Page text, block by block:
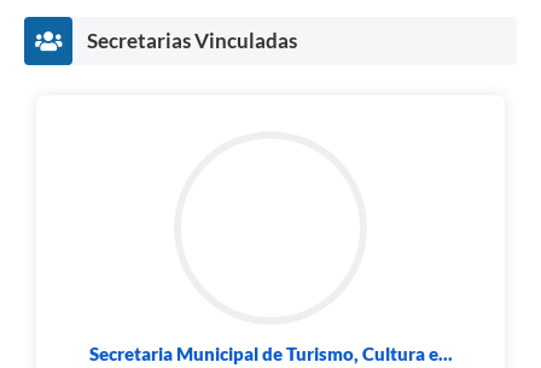
Secretarias Vinculadas
Secretaria Municipal de Turismo, Cultura e...